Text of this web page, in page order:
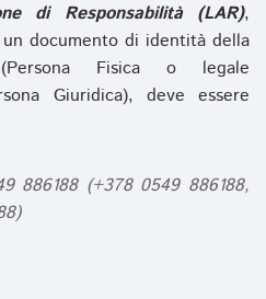
di Responsabilità (LAR),
documento di identità della
Fisica o legale
Giuridica), deve essere
886188 (+378 0549 886188,